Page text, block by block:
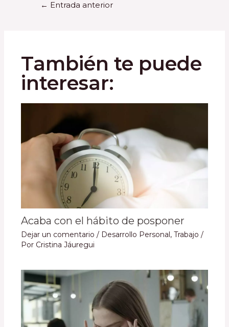
← Entrada anterior
También te puede
interesar:
Acaba con el hábito de posponer
Dejar un comentario / Desarrollo Personal,Trabajo /
Por Cristina Jáuregui